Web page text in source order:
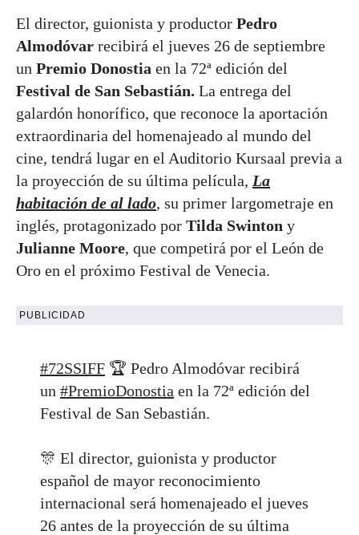
El director, guionista y productor Pedro
Almodóvar recibirá el jueves 26 de septiembre
un Premio Donostia en la 72ª edición del
Festival de San Sebastián. La entrega del
galardón honorífico, que reconoce la aportación
extraordinaria del homenajeado al mundo del
cine, tendrá lugar en el Auditorio Kursaal previa a
la proyección de su última película, La
habitación de al lado, su primer largometraje en
inglés, protagonizado por Tilda Swinton y
Julianne Moore, que competirá por el León de
Oro en el próximo Festival de Venecia.
PUBLICIDAD
#72SSIFF 🏆 Pedro Almodóvar recibirá
un #PremioDonostia en la 72ª edición del
Festival de San Sebastián.
🎊 El director, guionista y productor
español de mayor reconocimiento
internacional será homenajeado el jueves
26 antes de la proyección de su última